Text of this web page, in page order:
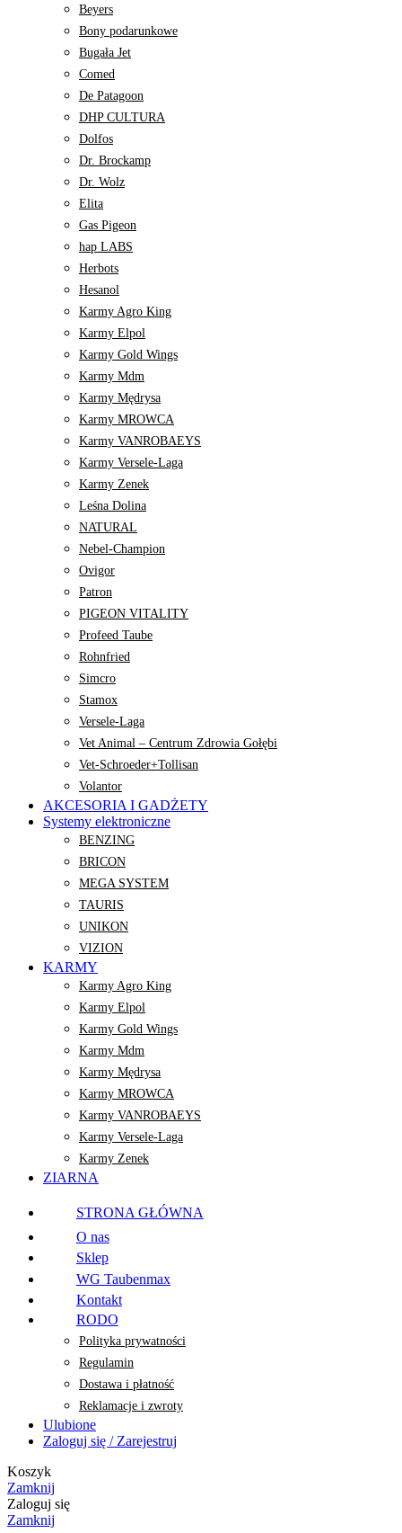
Beyers
Bony podarunkowe
Bugała Jet
Comed
De Patagoon
DHP CULTURA
Dolfos
Dr. Brockamp
Dr. Wolz
Elita
Gas Pigeon
hap LABS
Herbots
Hesanol
Karmy Agro King
Karmy Elpol
Karmy Gold Wings
Karmy Mdm
Karmy Mędrysa
Karmy MROWCA
Karmy VANROBAEYS
Karmy Versele-Laga
Karmy Zenek
Leśna Dolina
NATURAL
Nebel-Champion
Ovigor
Patron
PIGEON VITALITY
Profeed Taube
Rohnfried
Simcro
Stamox
Versele-Laga
Vet Animal – Centrum Zdrowia Gołębi
Vet-Schroeder+Tollisan
Volantor
AKCESORIA I GADŻETY
Systemy elektroniczne
BENZING
BRICON
MEGA SYSTEM
TAURIS
UNIKON
VIZION
KARMY
Karmy Agro King
Karmy Elpol
Karmy Gold Wings
Karmy Mdm
Karmy Mędrysa
Karmy MROWCA
Karmy VANROBAEYS
Karmy Versele-Laga
Karmy Zenek
ZIARNA
STRONA GŁÓWNA
O nas
Sklep
WG Taubenmax
Kontakt
RODO
Polityka prywatności
Regulamin
Dostawa i płatność
Reklamacje i zwroty
Ulubione
Zaloguj się / Zarejestruj
Koszyk
Zamknij
Zaloguj się
Zamknij